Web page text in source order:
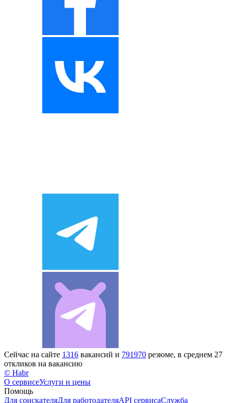
Сейчас на сайте 1316 вакансий и 791970 резюме, в среднем 27
откликов на вакансию
© Habr
О сервисеУслуги и цены
Помощь
Для соискателяДля работодателяAPI сервисаСлужба